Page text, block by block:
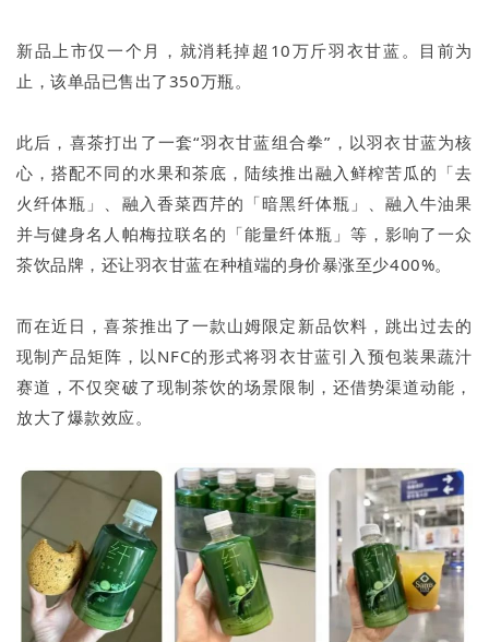
新品上市仅一个月，就消耗掉超10万斤羽衣甘蓝。目前为
止，该单品已售出了350万瓶。
此后，喜茶打出了一套“羽衣甘蓝组合拳”，以羽衣甘蓝为核
心，搭配不同的水果和茶底，陆续推出融入鲜榨苦瓜的「去
火纤体瓶」、融入香菜西芹的「暗黑纤体瓶」、融入牛油果
并与健身名人帕梅拉联名的「能量纤体瓶」等，影响了一众
茶饮品牌，还让羽衣甘蓝在种植端的身价暴涨至少400%。
而在近日，喜茶推出了一款山姆限定新品饮料，跳出过去的
现制产品矩阵，以NFC的形式将羽衣甘蓝引入预包装果蔬汁
赛道，不仅突破了现制茶饮的场景限制，还借势渠道动能，
放大了爆款效应。